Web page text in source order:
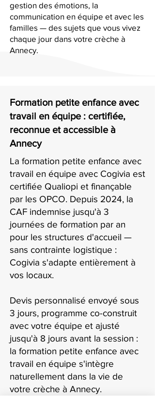
gestion des émotions, la
communication en équipe et avec les
familles — des sujets que vous vivez
chaque jour dans votre crèche à
Annecy.
Formation petite enfance avec
travail en équipe : certifiée,
reconnue et accessible à
Annecy
La formation petite enfance avec
travail en équipe avec Cogivia est
certifiée Qualiopi et finançable
par les OPCO. Depuis 2024, la
CAF indemnise jusqu'à 3
journées de formation par an
pour les structures d'accueil —
sans contrainte logistique :
Cogivia s'adapte entièrement à
vos locaux.
Devis personnalisé envoyé sous
3 jours, programme co-construit
avec votre équipe et ajusté
jusqu'à 8 jours avant la session :
la formation petite enfance avec
travail en équipe s'intègre
naturellement dans la vie de
votre crèche à Annecy.